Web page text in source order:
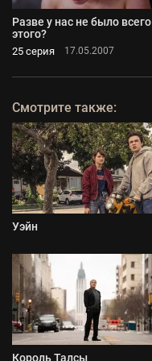
Разве у нас не было всего
этого?
25 серия 17.05.2007
Смотрите также:
Уэйн
Король Талсы